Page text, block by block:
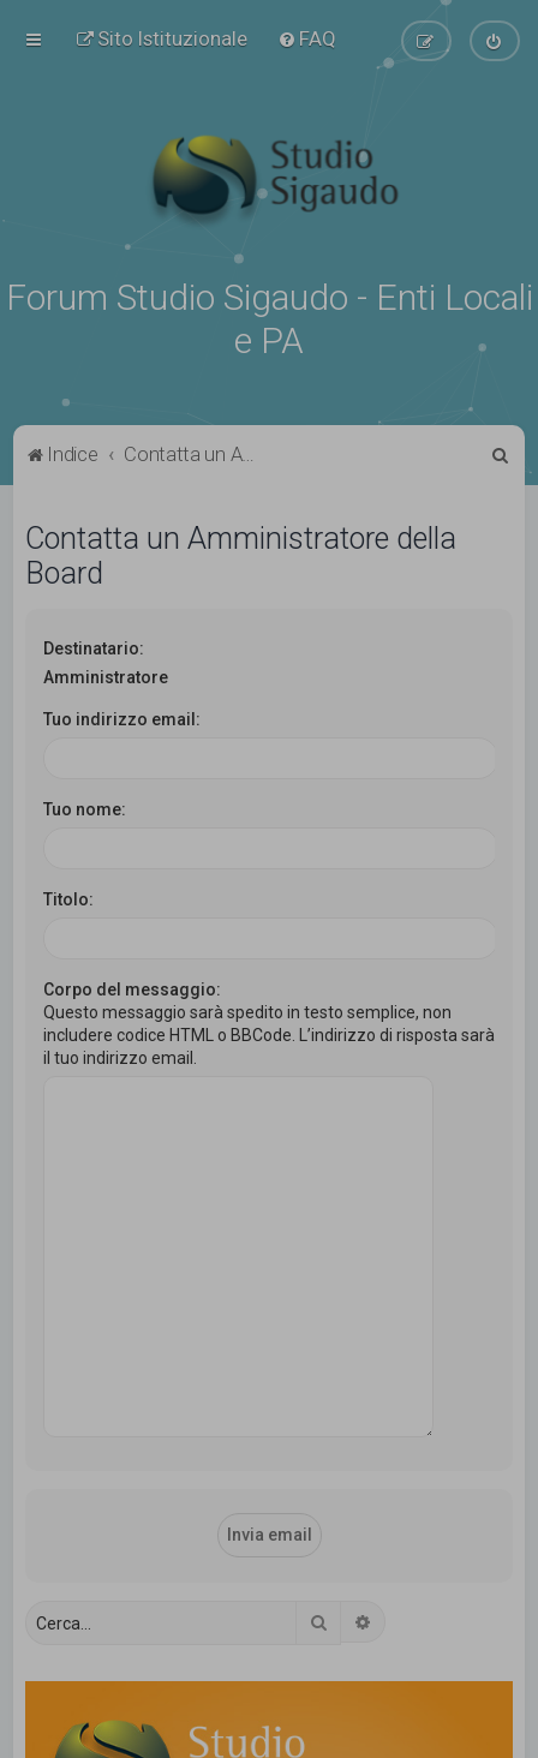
Sito Istituzionale FAQ
Forum Studio Sigaudo - Enti Locali
e PA
Indice Contatta un Amministratore della Board
Contatta un Amministratore della
Board
Destinatario:
Amministratore
Tuo indirizzo email:
Tuo nome:
Titolo:
Corpo del messaggio:
Questo messaggio sarà spedito in testo semplice, non
includere codice HTML o BBCode. L’indirizzo di risposta sarà
il tuo indirizzo email.
Cerca